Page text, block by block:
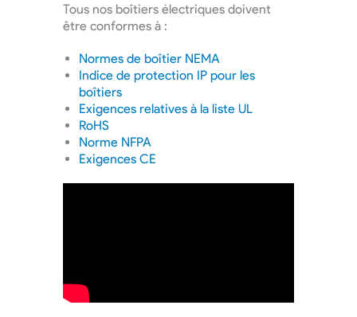
Tous nos boîtiers électriques doivent
être conformes à :
Normes de boîtier NEMA
Indice de protection IP pour les
boîtiers
Exigences relatives à la liste UL
RoHS
Norme NFPA
Exigences CE